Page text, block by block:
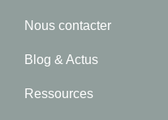
Nous contacter
Blog & Actus
Ressources